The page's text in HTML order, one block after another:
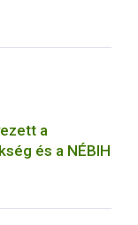
a
és a NÉBIH